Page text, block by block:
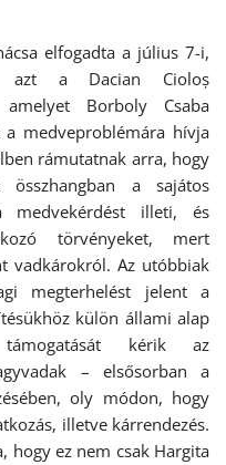
elfogadta a július 7-i,
azt a Dacian Cioloș
Borboly Csaba
a medveproblémára hívja
rámutatnak arra, hogy
összhangban a sajátos
medvekérdést illeti, és
törvényeket, mert
vadkárokról. Az utóbbiak
megterhelést jelent a
külön állami alap
kérik az
– elsősorban a
oly módon, hogy
illetve kárrendezés.
hogy ez nem csak Hargita